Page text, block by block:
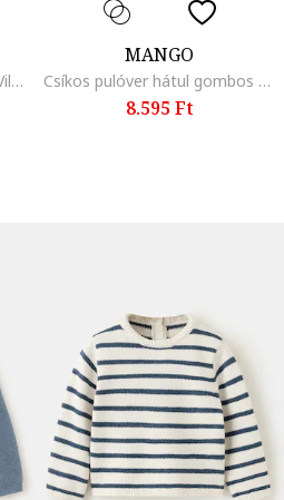
Kerek nyakú csíkos pulóver, Világos rózsaszín/Mélylila
MANGO
Csíkos pulóver hátul gombos nyakkivágással, Barna/Rózsaszín
8.595 Ft